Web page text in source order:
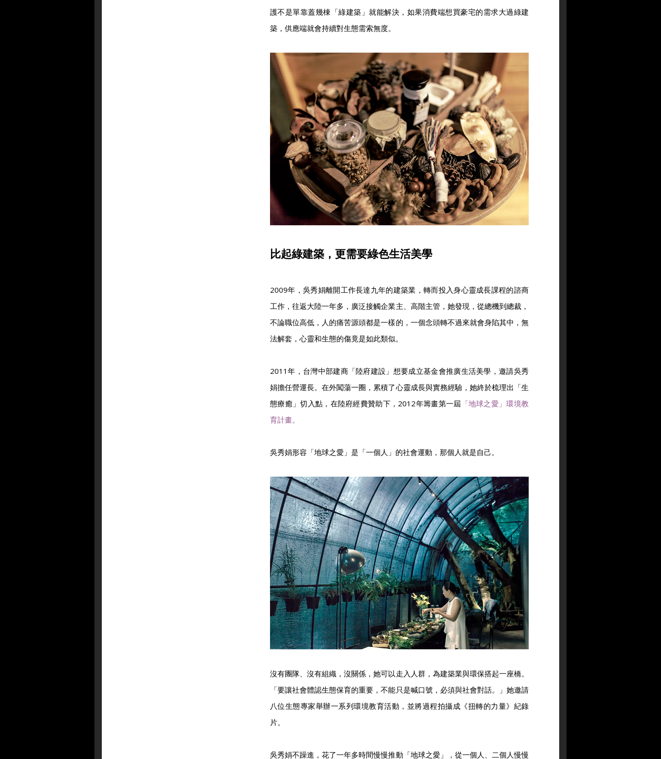
護不是單靠蓋幾棟「綠建築」就能解決，如果消費端想買豪宅的需求大過綠建
築，供應端就會持續對生態需索無度。
比起綠建築，更需要綠色生活美學
2009年，吳秀娟離開工作長達九年的建築業，轉而投入身心靈成長課程的諮商
工作，往返大陸一年多，廣泛接觸企業主、高階主管，她發現，從總機到總裁，
不論職位高低，人的痛苦源頭都是一樣的，一個念頭轉不過來就會身陷其中，無
法解套，心靈和生態的傷竟是如此類似。
2011年，台灣中部建商「陸府建設」想要成立基金會推廣生活美學，邀請吳秀
娟擔任營運長。在外闖蕩一圈，累積了心靈成長與實務經驗，她終於梳理出「生
態療癒」切入點，在陸府經費贊助下，2012年籌畫第一屆 「地球之愛」環境教
育計畫。
吳秀娟形容「地球之愛」是「一個人」的社會運動，那個人就是自己。
沒有團隊、沒有組織，沒關係，她可以走入人群，為建築業與環保搭起一座橋。
「要讓社會體認生態保育的重要，不能只是喊口號，必須與社會對話。」她邀請
八位生態專家舉辦一系列環境教育活動，並將過程拍攝成《扭轉的力量》紀錄
片。
吳秀娟不躁進，花了一年多時間慢慢推動「地球之愛」，從一個人、二個人慢慢